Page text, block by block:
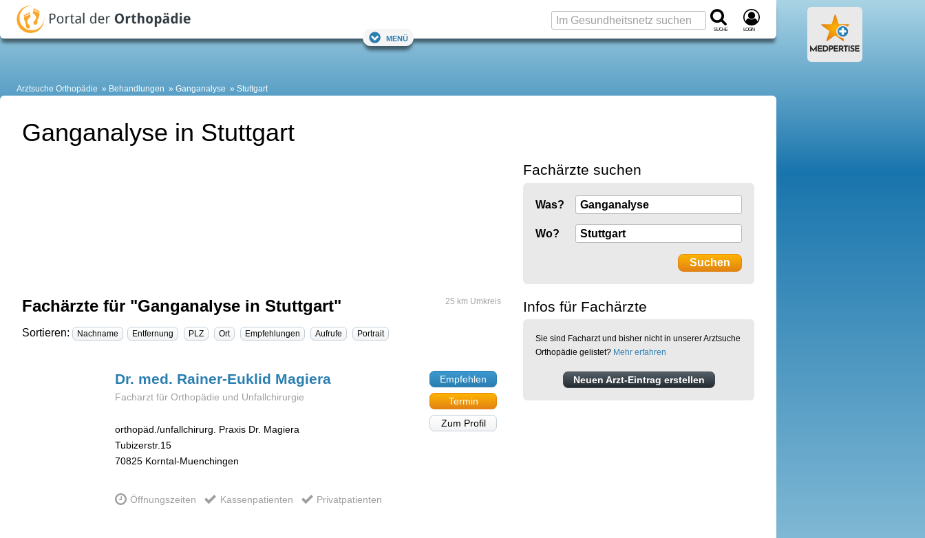
Suche Login
Menü
Arztsuche Orthopädie Behandlungen Ganganalyse Stuttgart
Ganganalyse in Stuttgart
Fachärzte für "Ganganalyse in Stuttgart" 25 km Umkreis
Sortieren: Nachname Entfernung PLZ Ort Empfehlungen Aufrufe Portrait
Dr. med. Rainer-Euklid Magiera
Facharzt für Orthopädie und Unfallchirurgie
orthopäd./unfallchirurg. Praxis Dr. Magiera
Tubizerstr.15
70825 Korntal-Muenchingen
Öffnungszeiten Kassenpatienten Privatpatienten
Empfehlen
Termin
Zum Profil
Fachärzte suchen
Was?
Wo?
Infos für Fachärzte
Sie sind Facharzt und bisher nicht in unserer Arztsuche
Orthopädie gelistet? Mehr erfahren
Neuen Arzt-Eintrag erstellen